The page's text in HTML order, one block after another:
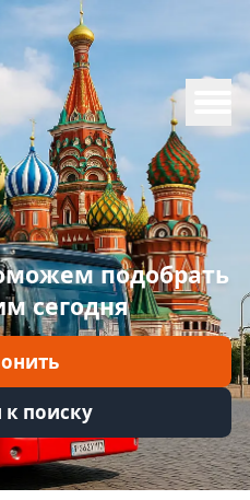
подобрать
сегодня
поиску
Меню
Главная
Каталог
Марки
Информация